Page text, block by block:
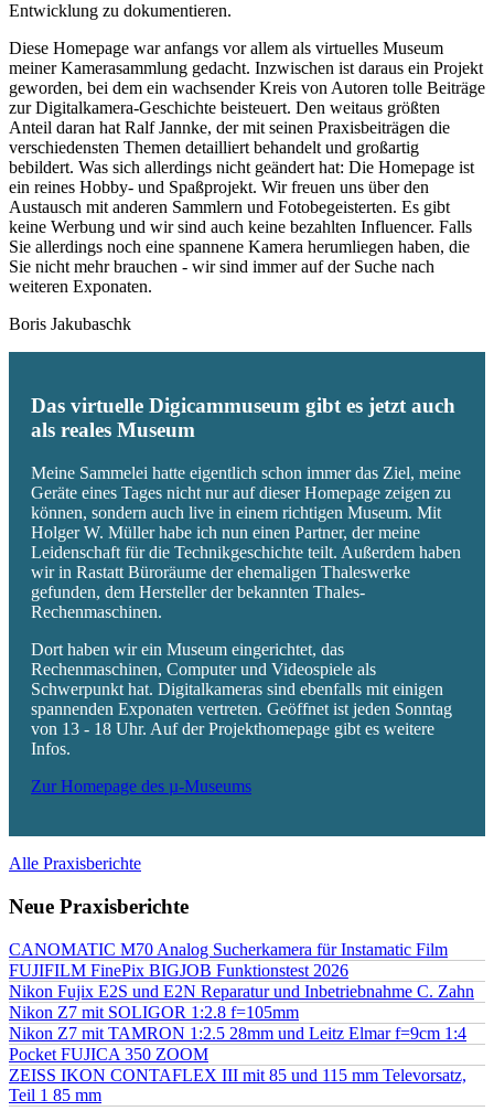
Entwicklung zu dokumentieren.
Diese Homepage war anfangs vor allem als virtuelles Museum
meiner Kamerasammlung gedacht. Inzwischen ist daraus ein Projekt
geworden, bei dem ein wachsender Kreis von Autoren tolle Beiträge
zur Digitalkamera-Geschichte beisteuert. Den weitaus größten
Anteil daran hat Ralf Jannke, der mit seinen Praxisbeiträgen die
verschiedensten Themen detailliert behandelt und großartig
bebildert. Was sich allerdings nicht geändert hat: Die Homepage ist
ein reines Hobby- und Spaßprojekt. Wir freuen uns über den
Austausch mit anderen Sammlern und Fotobegeisterten. Es gibt
keine Werbung und wir sind auch keine bezahlten Influencer. Falls
Sie allerdings noch eine spannene Kamera herumliegen haben, die
Sie nicht mehr brauchen - wir sind immer auf der Suche nach
weiteren Exponaten.
Boris Jakubaschk
Das virtuelle Digicammuseum gibt es jetzt auch
als reales Museum
Meine Sammelei hatte eigentlich schon immer das Ziel, meine
Geräte eines Tages nicht nur auf dieser Homepage zeigen zu
können, sondern auch live in einem richtigen Museum. Mit
Holger W. Müller habe ich nun einen Partner, der meine
Leidenschaft für die Technikgeschichte teilt. Außerdem haben
wir in Rastatt Büroräume der ehemaligen Thaleswerke
gefunden, dem Hersteller der bekannten Thales-
Rechenmaschinen.
Dort haben wir ein Museum eingerichtet, das
Rechenmaschinen, Computer und Videospiele als
Schwerpunkt hat. Digitalkameras sind ebenfalls mit einigen
spannenden Exponaten vertreten. Geöffnet ist jeden Sonntag
von 13 - 18 Uhr. Auf der Projekthomepage gibt es weitere
Infos.
Zur Homepage des µ-Museums
Alle Praxisberichte
Neue Praxisberichte
CANOMATIC M70 Analog Sucherkamera für Instamatic Film
FUJIFILM FinePix BIGJOB Funktionstest 2026
Nikon Fujix E2S und E2N Reparatur und Inbetriebnahme C. Zahn
Nikon Z7 mit SOLIGOR 1:2.8 f=105mm
Nikon Z7 mit TAMRON 1:2.5 28mm und Leitz Elmar f=9cm 1:4
Pocket FUJICA 350 ZOOM
ZEISS IKON CONTAFLEX III mit 85 und 115 mm Televorsatz,
Teil 1 85 mm